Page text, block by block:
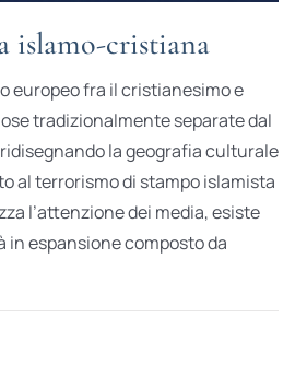
islamo-cristiana
europeo fra il cristianesimo e
tradizionalmente separate dal
la geografia culturale
al terrorismo di stampo islamista
l’attenzione dei media, esiste
espansione composto da